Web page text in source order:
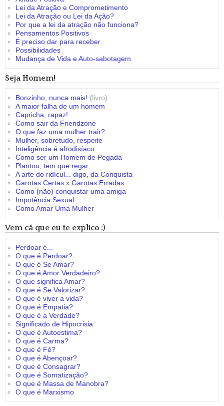
Lei da Atração e Comprometimento
Lei da Atração ou Lei da Ação?
Por que a lei da atração não funciona?
Pensamentos Positivos
É preciso dar para receber
Possibilidades
Mudança de Vida e Auto-sabotagem
Seja Homem!
Bonzinho, nunca mais! (livro)
A maior falha de um homem
Capricha, rapaz!
Como sair da Friendzone
O que faz uma mulher trair?
Mulher, sobretudo, respeite
Inteligência é afrodisíaco
Como ser um Homem de Pegada
Plantou, tem que regar
A arte do ridícul... digo, da Conquista
Garotas Certas x Garotas Erradas
Como (não) conquistar uma amiga
Impotência Sexual
Como Amar Uma Mulher
Vem cá que eu te explico :)
Perdoar é...
O que é Perdoar?
O que é Se Amar?
O que é Amor Verdadeiro?
O que significa Amar?
O que é Se Valorizar?
O que é viver a vida?
O que é Empatia?
O que é a Verdade?
Significado de Hipocrisia
O que é Autoestima?
O que é Carma?
O que é Fé?
O que é Abençoar?
O que é Consagrar?
O que é Somatização?
O que é Massa de Manobra?
O que é Marxismo